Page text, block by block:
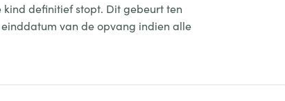
definitief stopt. Dit gebeurt ten
van de opvang indien alle